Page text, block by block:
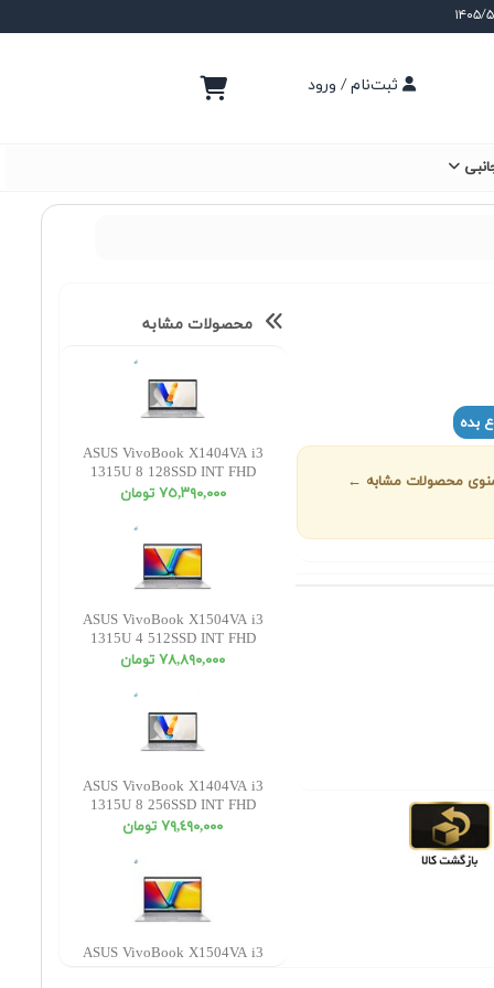
ثبت‌نام / ورود
بده
منوی محصولات مشابه ←
محصولات مشابه
ASUS VivoBook X1404VA i3
1315U 8 128SSD INT FHD
٧٥,٣٩٠,٠٠٠ تومان
ASUS VivoBook X1504VA i3
1315U 4 512SSD INT FHD
٧٨,٨٩٠,٠٠٠ تومان
ASUS VivoBook X1404VA i3
1315U 8 256SSD INT FHD
٧٩,٤٩٠,٠٠٠ تومان
ASUS VivoBook X1504VA i3